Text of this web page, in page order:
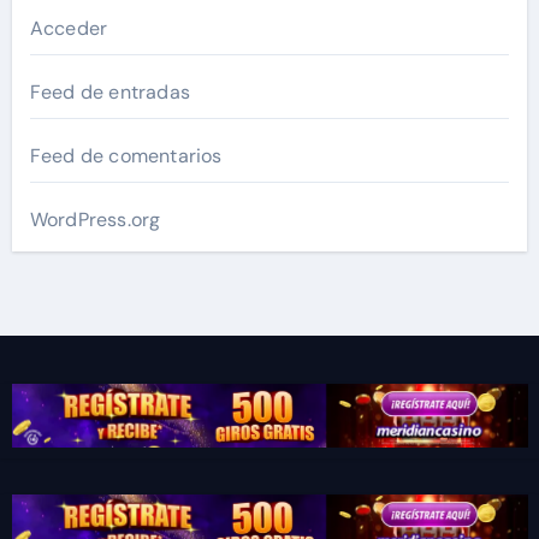
Acceder
Feed de entradas
Feed de comentarios
WordPress.org